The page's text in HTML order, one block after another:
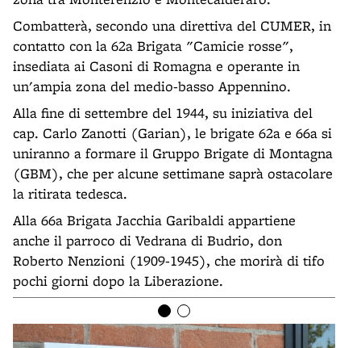
Combatterà, secondo una direttiva del CUMER, in
contatto con la 62a Brigata "Camicie rosse",
insediata ai Casoni di Romagna e operante in
un'ampia zona del medio-basso Appennino.
Alla fine di settembre del 1944, su iniziativa del
cap. Carlo Zanotti (Garian), le brigate 62a e 66a si
uniranno a formare il Gruppo Brigate di Montagna
(GBM), che per alcune settimane saprà ostacolare
la ritirata tedesca.
Alla 66a Brigata Jacchia Garibaldi appartiene
anche il parroco di Vedrana di Budrio, don
Roberto Nenzioni (1909-1945), che morirà di tifo
pochi giorni dopo la Liberazione.